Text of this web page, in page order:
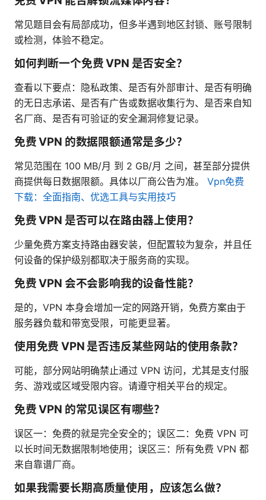
常见题目会有局部成功，但多半遇到地区封锁、账号限制
或检测，体验不稳定。
如何判断一个免费 VPN 是否安全？
查看以下要点：隐私政策、是否有外部审计、是否有明确
的无日志承诺、是否有广告或数据收集行为、是否来自知
名厂商、是否有可验证的安全漏洞修复记录。
免费 VPN 的数据限额通常是多少？
常见范围在 100 MB/月 到 2 GB/月 之间，甚至部分提供
商提供每日数据限额。具体以厂商公告为准。 Vpn免费
下载：全面指南、优选工具与实用技巧
免费 VPN 是否可以在路由器上使用？
少量免费方案支持路由器安装，但配置较为复杂，并且任
何设备的保护级别都取决于服务商的实现。
免费 VPN 会不会影响我的设备性能？
是的，VPN 本身会增加一定的网路开销，免费方案由于
服务器负载和带宽受限，可能更显著。
使用免费 VPN 是否违反某些网站的使用条款？
可能，部分网站明确禁止通过 VPN 访问，尤其是支付服
务、游戏或区域受限内容。请遵守相关平台的规定。
免费 VPN 的常见误区有哪些？
误区一：免费的就是完全安全的；误区二：免费 VPN 可
以长时间无数据限制地使用；误区三：所有免费 VPN 都
来自靠谱厂商。
如果我需要长期高质量使用，应该怎么做？